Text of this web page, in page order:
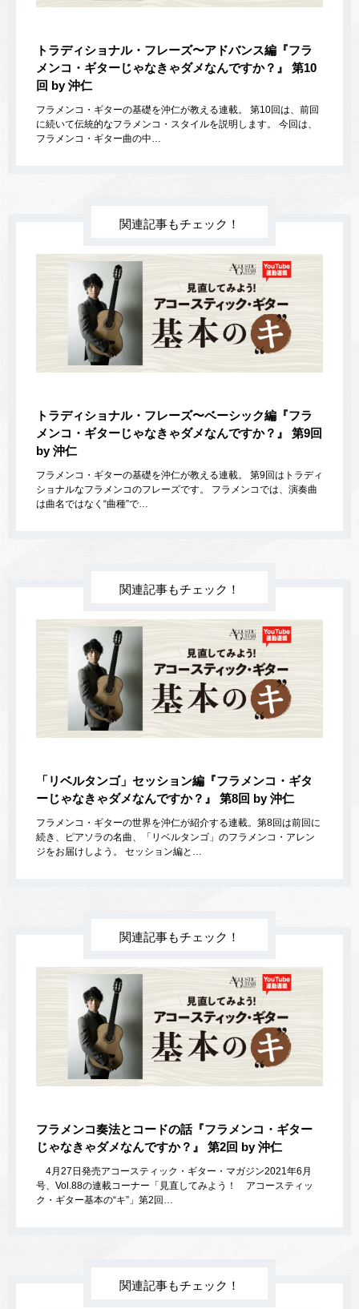
トラディショナル・フレーズ〜アドバンス編『フラ
メンコ・ギターじゃなきゃダメなんですか？』 第10
回 by 沖仁
フラメンコ・ギターの基礎を沖仁が教える連載。 第10回は、前回
に続いて伝統的なフラメンコ・スタイルを説明します。 今回は、
フラメンコ・ギター曲の中…
関連記事もチェック！
トラディショナル・フレーズ〜ベーシック編『フラ
メンコ・ギターじゃなきゃダメなんですか？』 第9回
by 沖仁
フラメンコ・ギターの基礎を沖仁が教える連載。 第9回はトラディ
ショナルなフラメンコのフレーズです。 フラメンコでは、演奏曲
は曲名ではなく“曲種”で…
関連記事もチェック！
「リベルタンゴ」セッション編『フラメンコ・ギタ
ーじゃなきゃダメなんですか？』 第8回 by 沖仁
フラメンコ・ギターの世界を沖仁が紹介する連載。第8回は前回に
続き、ピアソラの名曲、「リベルタンゴ」のフラメンコ・アレン
ジをお届けしよう。 セッション編と…
関連記事もチェック！
フラメンコ奏法とコードの話『フラメンコ・ギター
じゃなきゃダメなんですか？』 第2回 by 沖仁
4月27日発売アコースティック・ギター・マガジン2021年6月
号、Vol.88の連載コーナー「見直してみよう！ アコースティッ
ク・ギター基本の“キ”」第2回…
関連記事もチェック！